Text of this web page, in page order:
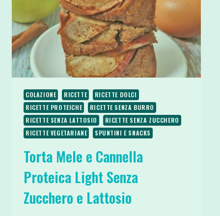
COLAZIONE RICETTE
RICETTE DOLCI
RICETTE PROTEICHE
RICETTE SENZA BURRO
RICETTE SENZA LATTOSIO
RICETTE SENZA ZUCCHERO
RICETTE VEGETARIANE
SPUNTINI E SNACKS
Torta Mele e Cannella
Proteica Light Senza
Zucchero e Lattosio